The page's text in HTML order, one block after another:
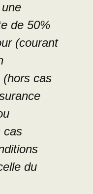
de 50%
(courant
(hors cas
cas
du